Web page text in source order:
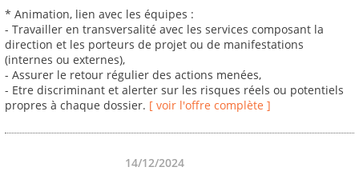
* Animation, lien avec les équipes :
- Travailler en transversalité avec les services composant la
direction et les porteurs de projet ou de manifestations
(internes ou externes),
- Assurer le retour régulier des actions menées,
- Etre discriminant et alerter sur les risques réels ou potentiels
propres à chaque dossier. [ voir l'offre complète ]
14/12/2024